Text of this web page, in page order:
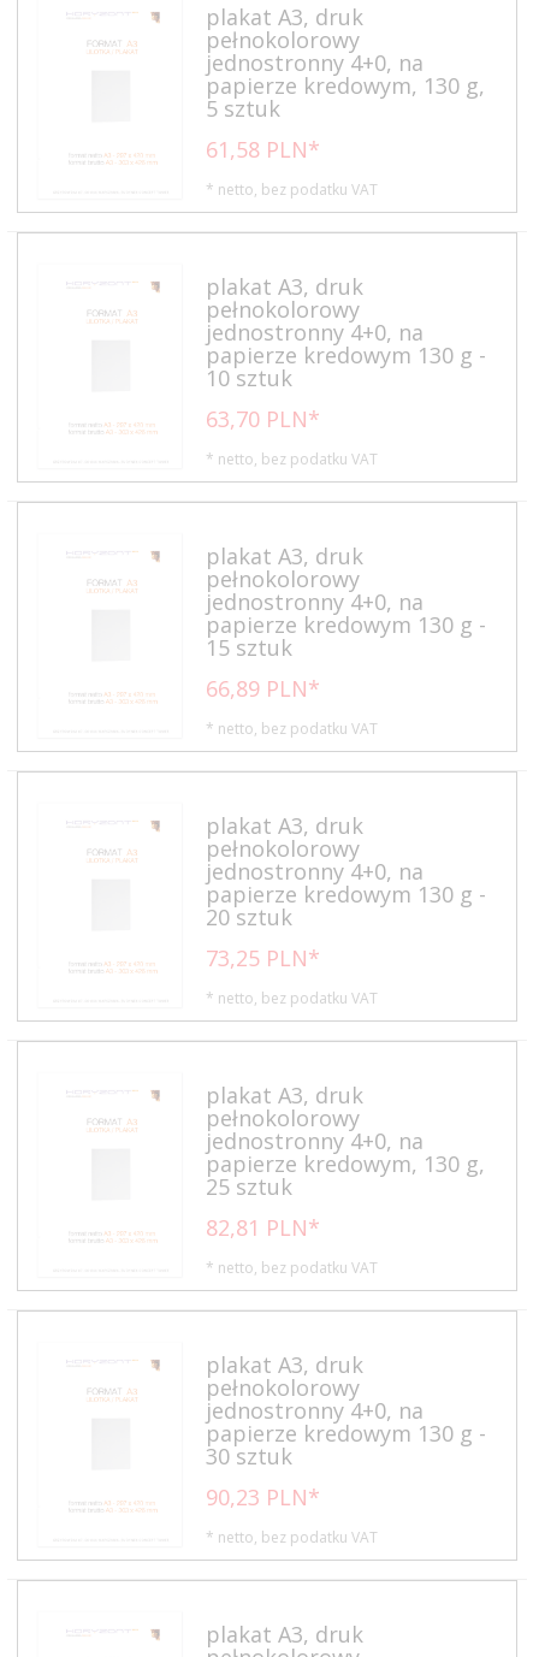
plakat A3, druk
pełnokolorowy
jednostronny 4+0, na
papierze kredowym, 130 g,
5 sztuk
61,58 PLN*
* netto, bez podatku VAT
plakat A3, druk
pełnokolorowy
jednostronny 4+0, na
papierze kredowym 130 g -
10 sztuk
63,70 PLN*
* netto, bez podatku VAT
plakat A3, druk
pełnokolorowy
jednostronny 4+0, na
papierze kredowym 130 g -
15 sztuk
66,89 PLN*
* netto, bez podatku VAT
plakat A3, druk
pełnokolorowy
jednostronny 4+0, na
papierze kredowym 130 g -
20 sztuk
73,25 PLN*
* netto, bez podatku VAT
plakat A3, druk
pełnokolorowy
jednostronny 4+0, na
papierze kredowym, 130 g,
25 sztuk
82,81 PLN*
* netto, bez podatku VAT
plakat A3, druk
pełnokolorowy
jednostronny 4+0, na
papierze kredowym 130 g -
30 sztuk
90,23 PLN*
* netto, bez podatku VAT
plakat A3, druk